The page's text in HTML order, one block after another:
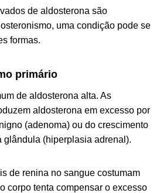
de aldosterona são
uma condição pode se
formas.
primário
de aldosterona alta. As
aldosterona em excesso por
(adenoma) ou do crescimento
glândula (hiperplasia adrenal).
de renina no sangue costumam
corpo tenta compensar o excesso